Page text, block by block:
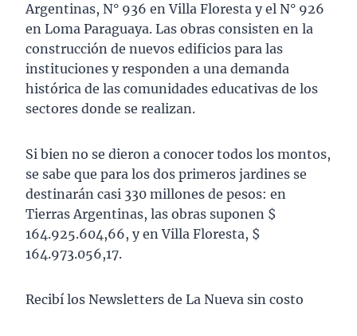
Argentinas, N° 936 en Villa Floresta y el N° 926
en Loma Paraguaya. Las obras consisten en la
construcción de nuevos edificios para las
instituciones y responden a una demanda
histórica de las comunidades educativas de los
sectores donde se realizan.
Si bien no se dieron a conocer todos los montos,
se sabe que para los dos primeros jardines se
destinarán casi 330 millones de pesos: en
Tierras Argentinas, las obras suponen $
164.925.604,66, y en Villa Floresta, $
164.973.056,17.
Recibí los Newsletters de La Nueva sin costo